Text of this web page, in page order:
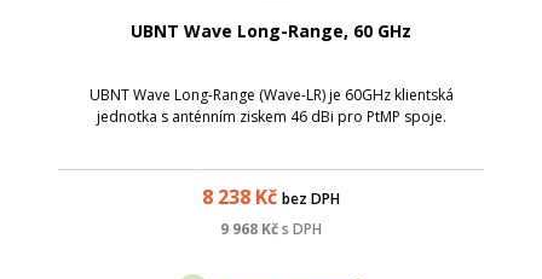
UBNT Wave Long-Range, 60 GHz
UBNT Wave Long-Range (Wave-LR) je 60GHz klientská
jednotka s anténním ziskem 46 dBi pro PtMP spoje.
8 238 Kč bez DPH
9 968 Kčs DPH